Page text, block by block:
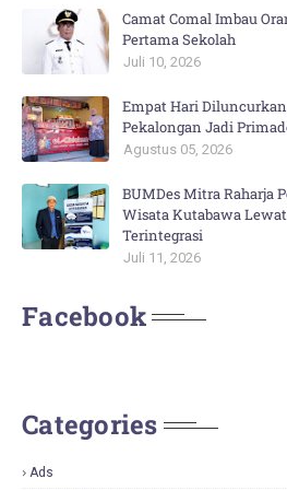
Camat Comal Imbau
Pertama Sekolah
Juli 10, 2026
Empat Hari
Pekalongan Jadi
Agustus 05, 2026
BUMDes Mitra Raharja
Wisata Kutabawa
Terintegrasi
Juli 11, 2026
Facebook
Categories
Ads